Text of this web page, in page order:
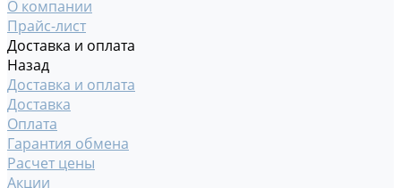
О компании
Прайс-лист
Доставка и оплата
Назад
Доставка и оплата
Доставка
Оплата
Гарантия обмена
Расчет цены
Акции